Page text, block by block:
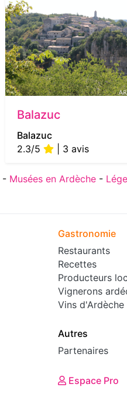
Balazuc
Balazuc
2.3/5
| 3 avis
- Musées en Ardèche -
Gastronomie
Restaurants
Recettes
Producteurs
Vignerons
Vins d'Ardèche
Autres
Partenaires
Espace Pro